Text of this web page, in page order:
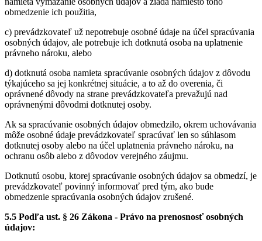
obmedzenie ich použitia,
c) prevádzkovateľ už nepotrebuje osobné údaje na účel spracúvania
osobných údajov, ale potrebuje ich dotknutá osoba na uplatnenie
právneho nároku, alebo
d) dotknutá osoba namieta spracúvanie osobných údajov z dôvodu
týkajúceho sa jej konkrétnej situácie, a to až do overenia, či
oprávnené dôvody na strane prevádzkovateľa prevažujú nad
oprávnenými dôvodmi dotknutej osoby.
Ak sa spracúvanie osobných údajov obmedzilo, okrem uchovávania
môže osobné údaje prevádzkovateľ spracúvať len so súhlasom
dotknutej osoby alebo na účel uplatnenia právneho nároku, na
ochranu osôb alebo z dôvodov verejného záujmu.
Dotknutú osobu, ktorej spracúvanie osobných údajov sa obmedzí, je
prevádzkovateľ povinný informovať pred tým, ako bude
obmedzenie spracúvania osobných údajov zrušené.
5.5 Podľa ust. § 26 Zákona - Právo na prenosnosť osobných
údajov: